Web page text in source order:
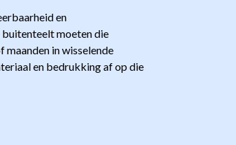
en
buitenteelt moeten die
maanden in wisselende
en bedrukking af op die